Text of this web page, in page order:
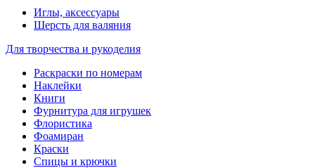
Иглы, аксессуары
Шерсть для валяния
Для творчества и рукоделия
Раскраски по номерам
Наклейки
Книги
Фурнитура для игрушек
Флористика
Фоамиран
Краски
Спицы и крючки